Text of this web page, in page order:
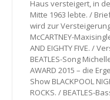
Haus versteigert, in
Mitte 1963 lebte. /
wird zur
McCARTNEY-
AND EIGHTY FIVE. /
BEATLES-Song
AWARD 2015 – die
Show BLACKPOOL
ROCKS. / BEATLES-